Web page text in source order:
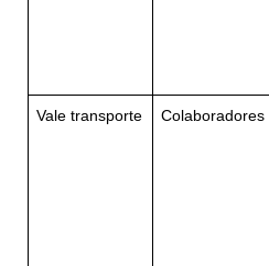
Vale transporte Colaboradores